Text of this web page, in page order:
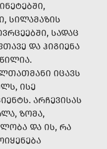
ᲡᲘᲚᲐᲛᲐᲖᲘᲡ
ᲡᲐᲓᲐᲪ
ᲓᲐ ᲰᲘᲒᲘᲔᲜᲐ
ᲘᲪᲐᲕᲡ
ᲘᲡᲔ
ᲐᲠᲩᲔᲕᲘᲡᲐᲡ
ᲖᲝᲛᲐ,
ᲓᲐ ᲘᲡ, ᲠᲐ